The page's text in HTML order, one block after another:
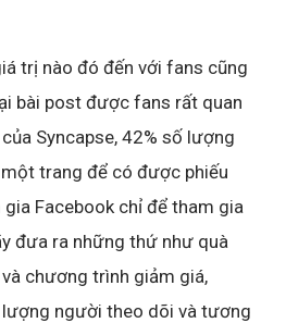
trị nào đó đến với fans cũng
bài post được fans rất quan
Syncapse, 42% số lượng
trang để có được phiếu
Facebook chỉ để tham gia
đưa ra những thứ như quà
chương trình giảm giá,
lượng người theo dõi và tương